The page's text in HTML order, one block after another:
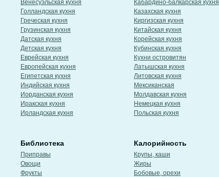
Венесуэльская кухня
Голландская кухня
Греческая кухня
Грузинская кухня
Датская кухня
Детская кухня
Еврейская кухня
Европейская кухня
Египетская кухня
Индийская кухня
Иорданская кухня
Иракская кухня
Ирландская кухня
Кабардино-балкарская кухня
Казахская кухня
Киргизская кухня
Китайская кухня
Корейская кухня
Кубинская кухня
Кухни островитян
Латышская кухня
Литовская кухня
Мексиканская
Молдавская кухня
Немецкая кухня
Польская кухня
Библиотека
Приправы
Овощи
Фрукты
Калорийность
Крупы, каши
Жиры
Бобовые, орехи